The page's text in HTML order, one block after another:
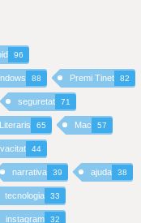
96
88 Premi Tinet 82
seguretat 71
65 Mac 57
44
narrativa 39 ajuda 38
tecnologia 33
instagram 32